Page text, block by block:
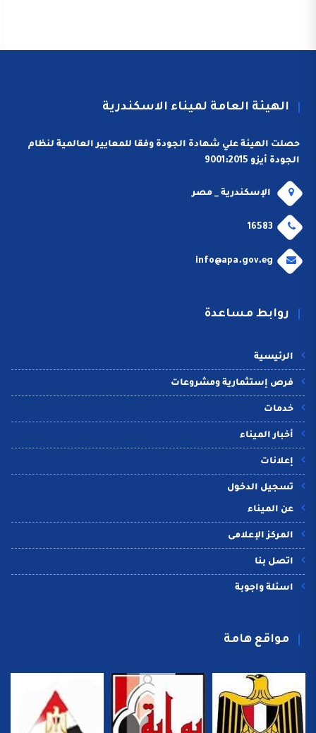
الهيئة العامة لميناء الاسكندرية
حصلت الهيئة علي شهادة الجودة وفقا للمعايير العالمية لنظام
الجودة أيزو 9001:2015
الإسكندرية _ مصر
16583
info@apa.gov.eg
روابط مساعدة
الرئيسية
فرص إستثمارية ومشروعات
خدمات
أخبار الميناء
إعلانات
تسجيل الدخول
عن الميناء
المركز الإعلامى
اتصل بنا
اسئلة واجوبة
مواقع هامة